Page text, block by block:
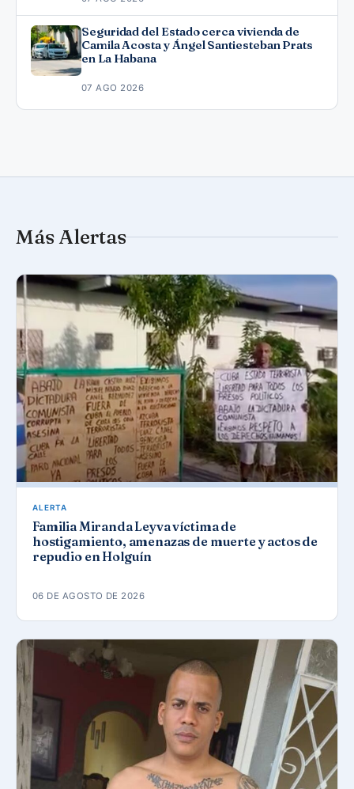
Seguridad del Estado cerca vivienda de
Camila Acosta y Ángel Santiesteban Prats
en La Habana
07 AGO 2026
Más Alertas
ALERTA
Familia Miranda Leyva víctima de
hostigamiento, amenazas de muerte y actos de
repudio en Holguín
06 DE AGOSTO DE 2026